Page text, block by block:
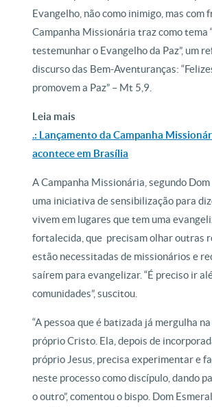
Evangelho, não como inimigo, mas com
Campanha Missionária traz como tema
testemunhar o Evangelho da Paz”, um
discurso das Bem-Aventuranças:
promovem a Paz” – Mt 5,9.
Leia mais
.: Lançamento da Campanha
acontece em Brasília
A Campanha Missionária, segundo
uma iniciativa de sensibilização para
vivem em lugares que tem uma
fortalecida, que precisam olhar outras
estão necessitadas de missionários e
saírem para evangelizar. “É preciso ir
comunidades”, suscitou.
“A pessoa que é batizada já mergulha
próprio Cristo. Ela, depois de
próprio Jesus, precisa experimentar e
neste processo como discípulo, dando
o outro”, comentou o bispo. Dom